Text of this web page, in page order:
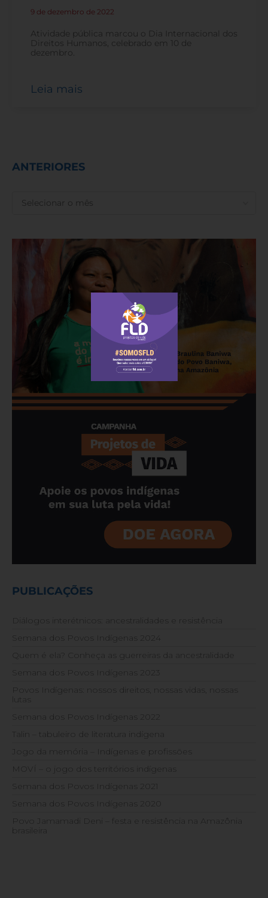
9 de dezembro de 2022
Atividade pública marcou o Dia Internacional dos
Direitos Humanos, celebrado em 10 de
dezembro.
Leia mais
ANTERIORES
PUBLICAÇÕES
Diálogos interétnicos: ancestralidades e resistência
Semana dos Povos Indígenas 2024
Quem é ela? Conheça as guerreiras da ancestralidade
Semana dos Povos Indígenas 2023
Povos Indígenas: nossos direitos, nossas vidas, nossas
lutas
Semana dos Povos Indígenas 2022
Talin – tabuleiro de literatura indígena
Jogo da memória – Indígenas e profissões
MOVÍ – o jogo dos territórios indígenas
Semana dos Povos Indígenas 2021
Semana dos Povos Indígenas 2020
Povo Jamamadi Deni – festa e resistência na Amazônia
brasileira